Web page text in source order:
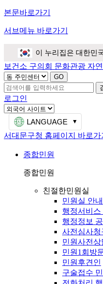
본문바로가기
서브메뉴 바로가기
이 누리집은 대한민
보건소 구의회 문화관광 자
로그인
LANGUAGE
서대문구청 홈페이지 바로가
종합민원
종합민원
친절한민원실
민원실 안내
행정서비스
행정정보
사전심사청
민원사전상
민원1회방
민원후견인
구술접수